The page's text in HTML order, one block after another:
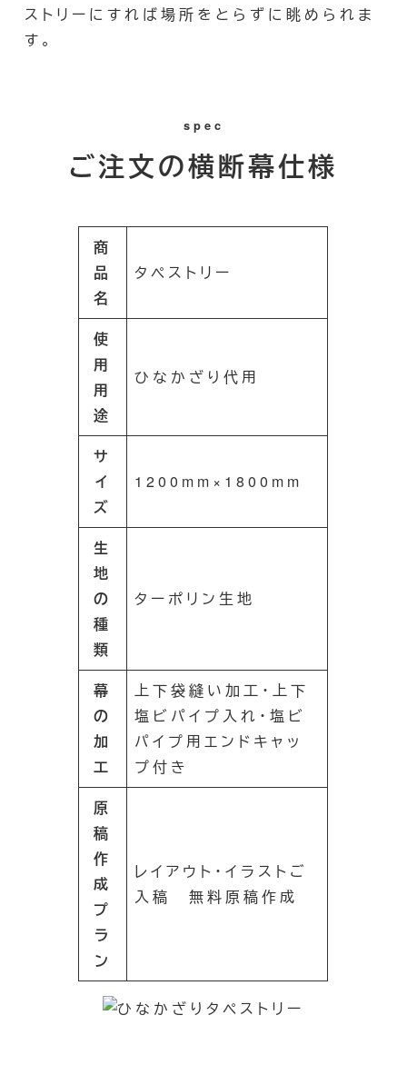
ストリーにすれば場所をとらずに眺められま
す。
spec
ご注文の横断幕仕様
商
品
名
タペストリー
使
用
用
途
ひなかざり代用
サ
イ
ズ
1200mm×1800mm
生
地
の
種
類
ターポリン生地
幕
の
加
工
上下袋縫い加工・上下
塩ビパイプ入れ・塩ビ
パイプ用エンドキャッ
プ付き
原
稿
作
成
プ
ラ
ン
レイアウト・イラストご
入稿 無料原稿作成